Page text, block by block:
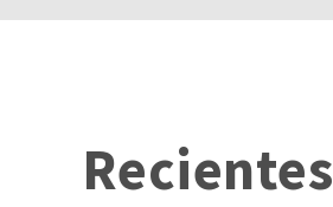
Recientes